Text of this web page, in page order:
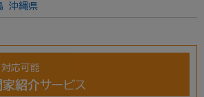
沖縄県
対応可能
家紹介サービス